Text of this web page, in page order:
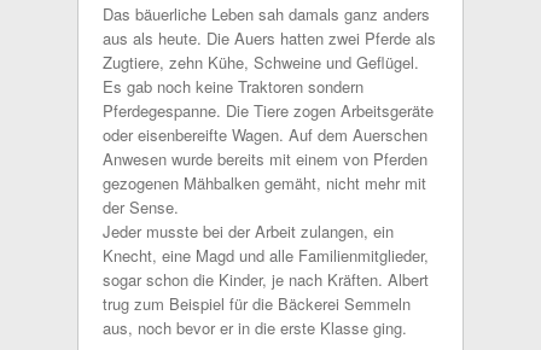
Das bäuerliche Leben sah damals ganz anders
aus als heute. Die Auers hatten zwei Pferde als
Zugtiere, zehn Kühe, Schweine und Geflügel.
Es gab noch keine Traktoren sondern
Pferdegespanne. Die Tiere zogen Arbeitsgeräte
oder eisenbereifte Wagen. Auf dem Auerschen
Anwesen wurde bereits mit einem von Pferden
gezogenen Mähbalken gemäht, nicht mehr mit
der Sense.
Jeder musste bei der Arbeit zulangen, ein
Knecht, eine Magd und alle Familienmitglieder,
sogar schon die Kinder, je nach Kräften. Albert
trug zum Beispiel für die Bäckerei Semmeln
aus, noch bevor er in die erste Klasse ging.